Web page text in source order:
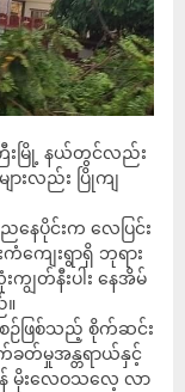
းမြို့ နယ်တွင်လည်း
ားလည်း ပြိုကျ
ေပိုင်းက လေပြင်း
ကျေးရွာရှိ ဘုရား
ကျွတ်နီးပါး နေအိမ်
။
ဉ်ဖြစ်သည့် စိုက်ဆင်း
ခတ်မှုအန္တရာယ်နှင့်
န် မိုးလေဝသလေ့ လာ